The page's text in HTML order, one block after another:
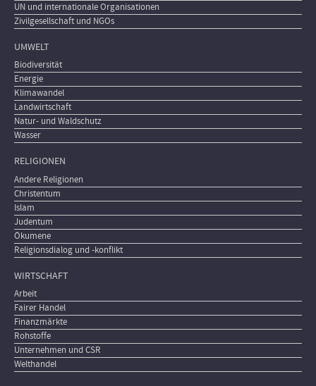
UN und internationale Organisationen
Zivilgesellschaft und NGOs
UMWELT
Biodiversität
Energie
Klimawandel
Landwirtschaft
Natur- und Waldschutz
Wasser
RELIGIONEN
Andere Religionen
Christentum
Islam
Judentum
Ökumene
Religionsdialog und -konflikt
WIRTSCHAFT
Arbeit
Fairer Handel
Finanzmärkte
Rohstoffe
Unternehmen und CSR
Welthandel